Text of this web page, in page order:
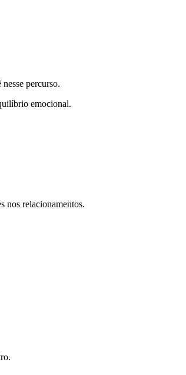
percurso.
emocional.
nos relacionamentos.